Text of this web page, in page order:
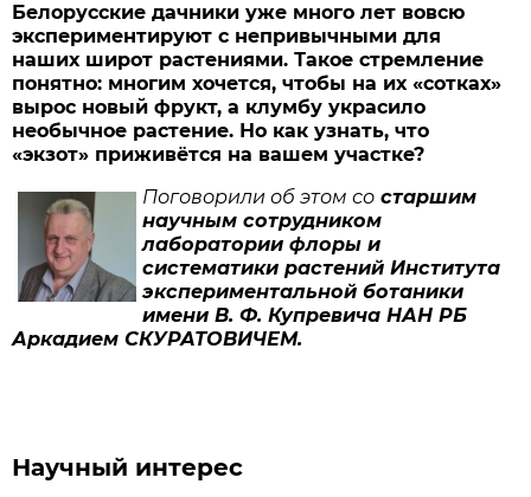
Белорусские дачники уже много лет вовсю
экспериментируют с непривычными для
наших широт растениями. Такое стремление
понятно: многим хочется, чтобы на их «сотках»
вырос новый фрукт, а клумбу украсило
необычное растение. Но как узнать, что
«экзот» приживётся на вашем участке?
Поговорили об этом со старшим
научным сотрудником
лаборатории флоры и
систематики растений Института
экспериментальной ботаники
имени В. Ф. Купревича НАН РБ
Аркадием СКУРАТОВИЧЕМ.
Научный интерес